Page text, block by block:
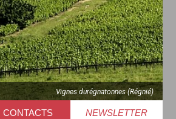
Vignes durégnatonnes (Régnié)
CONTACTS NEWSLETTER